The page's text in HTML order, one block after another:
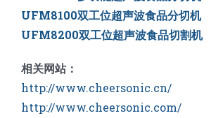
UFM8100双工位超声波食品分切机
UFM8200双工位超声波食品切割机
相关网站：
http://www.cheersonic.cn/
http://www.cheersonic.com/